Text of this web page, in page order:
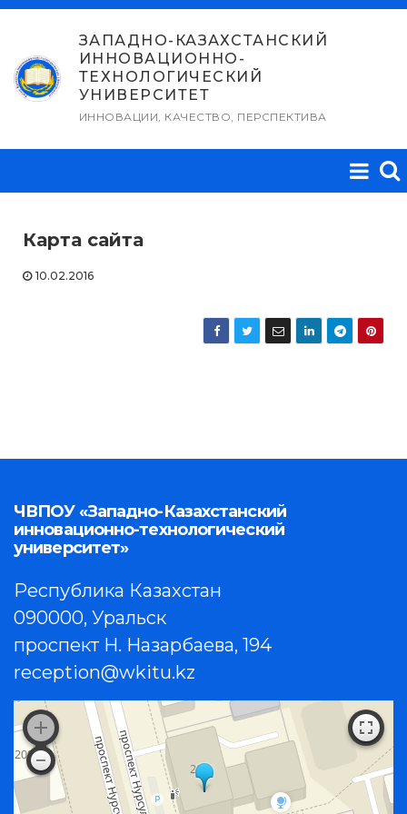
Перейти
содержимому
ЗАПАДНО-КАЗАХСТАНСКИЙ
ИННОВАЦИОННО-
ТЕХНОЛОГИЧЕСКИЙ
УНИВЕРСИТЕТ
ИННОВАЦИИ, КАЧЕСТВО, ПЕРСПЕКТИВА
Карта сайта
10.02.2016
ЧВПОУ «Западно-Казахстанский
инновационно-технологический
университет»
Республика Казахстан
090000, Уральск
проспект Н. Назарбаева, 194
reception@wkitu.kz